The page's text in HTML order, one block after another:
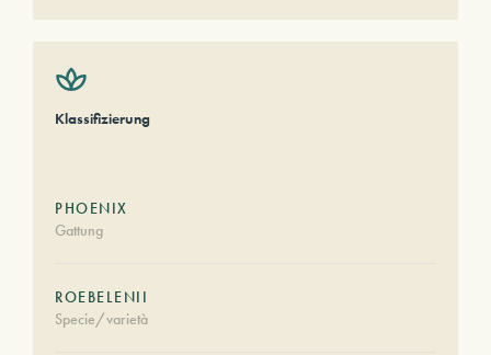
Klassifizierung
PHOENIX
Gattung
ROEBELENII
Specie/varietà